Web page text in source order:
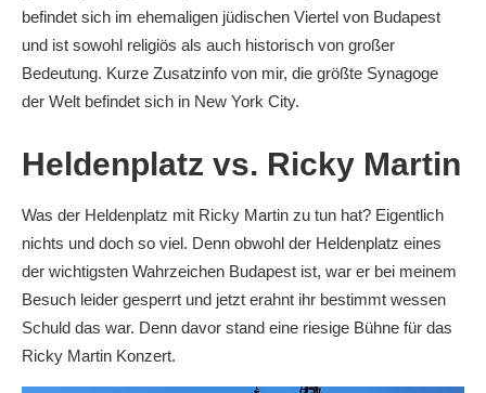
befindet sich im ehemaligen jüdischen Viertel von Budapest
und ist sowohl religiös als auch historisch von großer
Bedeutung. Kurze Zusatzinfo von mir, die größte Synagoge
der Welt befindet sich in New York City.
Heldenplatz vs. Ricky Martin
Was der Heldenplatz mit Ricky Martin zu tun hat? Eigentlich
nichts und doch so viel. Denn obwohl der Heldenplatz eines
der wichtigsten Wahrzeichen Budapest ist, war er bei meinem
Besuch leider gesperrt und jetzt erahnt ihr bestimmt wessen
Schuld das war. Denn davor stand eine riesige Bühne für das
Ricky Martin Konzert.